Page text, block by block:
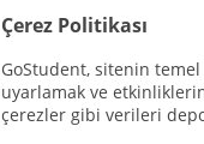
Çerez Politikası
GoStudent, sitenin
uyarlamak ve
çerezler gibi verileri